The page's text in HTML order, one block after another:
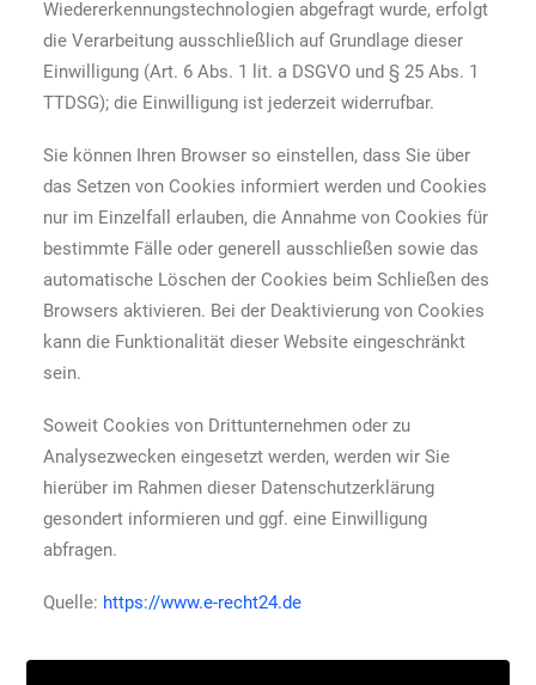
Wiedererkennungstechnologien abgefragt wurde, erfolgt
die Verarbeitung ausschließlich auf Grundlage dieser
Einwilligung (Art. 6 Abs. 1 lit. a DSGVO und § 25 Abs. 1
TTDSG); die Einwilligung ist jederzeit widerrufbar.
Sie können Ihren Browser so einstellen, dass Sie über
das Setzen von Cookies informiert werden und Cookies
nur im Einzelfall erlauben, die Annahme von Cookies für
bestimmte Fälle oder generell ausschließen sowie das
automatische Löschen der Cookies beim Schließen des
Browsers aktivieren. Bei der Deaktivierung von Cookies
kann die Funktionalität dieser Website eingeschränkt
sein.
Soweit Cookies von Drittunternehmen oder zu
Analysezwecken eingesetzt werden, werden wir Sie
hierüber im Rahmen dieser Datenschutzerklärung
gesondert informieren und ggf. eine Einwilligung
abfragen.
Quelle: https://www.e-recht24.de